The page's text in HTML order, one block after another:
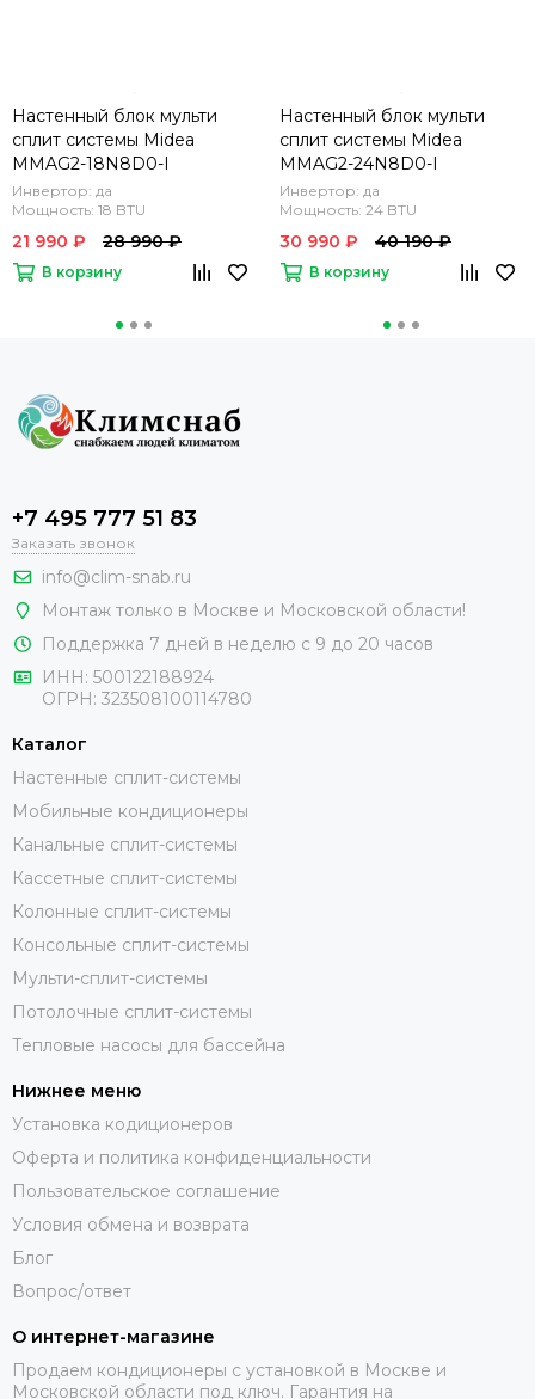
Настенный блок мульти
сплит системы Midea
MMAG2-18N8D0-I
Инвертор: да
Мощность: 18 BTU
21 990 ₽ 28 990 ₽
В корзину
Настенный блок мульти
сплит системы Midea
MMAG2-24N8D0-I
Инвертор: да
Мощность: 24 BTU
30 990 ₽ 40 190 ₽
В корзину
+7 495 777 51 83
Заказать звонок
info@clim-snab.ru
Монтаж только в Москве и Московской области!
Поддержка 7 дней в неделю с 9 до 20 часов
ИНН: 500122188924
ОГРН: 323508100114780
Каталог
Настенные сплит-системы
Мобильные кондиционеры
Канальные сплит-системы
Кассетные сплит-системы
Колонные сплит-системы
Консольные сплит-системы
Мульти-сплит-системы
Потолочные сплит-системы
Тепловые насосы для бассейна
Нижнее меню
Установка кодиционеров
Оферта и политика конфиденциальности
Пользовательское соглашение
Условия обмена и возврата
Блог
Вопрос/ответ
О интернет-магазине
Продаем кондиционеры с установкой в Москве и
Московской области под ключ. Гарантия на